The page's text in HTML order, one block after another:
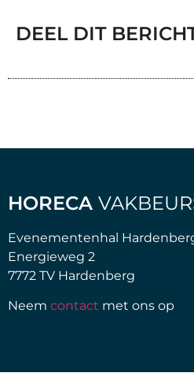
DEEL DIT
HORECA
Evenementenhal
Energieweg 2
7772 TV Hardenberg
Neem contact met ons op